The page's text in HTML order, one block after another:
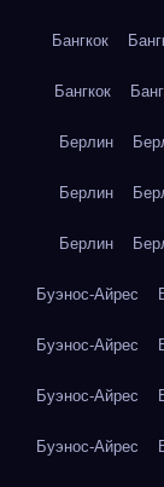
Бангкок
Бангкок
Берлин
Берлин
Берлин
Буэнос-Айрес
Буэнос-Айрес
Буэнос-Айрес
Буэнос-Айрес